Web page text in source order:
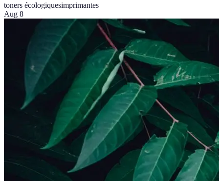
toners écologiquesimprimantes
Aug 8